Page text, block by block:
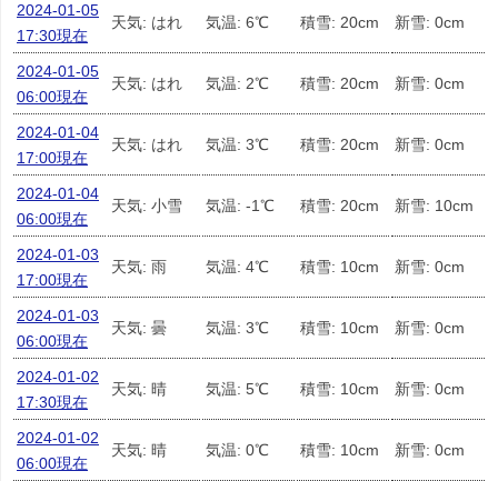
2024-01-05
17:30現在
天気: はれ 気温: 6℃ 積雪: 20cm 新雪: 0cm
2024-01-05
06:00現在
天気: はれ 気温: 2℃ 積雪: 20cm 新雪: 0cm
2024-01-04
17:00現在
天気: はれ 気温: 3℃ 積雪: 20cm 新雪: 0cm
2024-01-04
06:00現在
天気: 小雪 気温: -1℃ 積雪: 20cm 新雪: 10cm
2024-01-03
17:00現在
天気: 雨 気温: 4℃ 積雪: 10cm 新雪: 0cm
2024-01-03
06:00現在
天気: 曇 気温: 3℃ 積雪: 10cm 新雪: 0cm
2024-01-02
17:30現在
天気: 晴 気温: 5℃ 積雪: 10cm 新雪: 0cm
2024-01-02
06:00現在
天気: 晴 気温: 0℃ 積雪: 10cm 新雪: 0cm